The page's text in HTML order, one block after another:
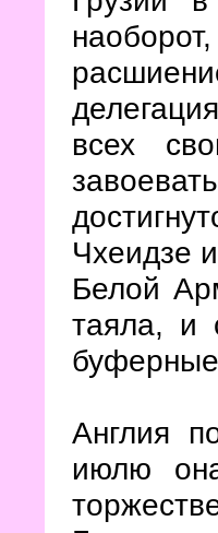
всех
Чхеидзе
Белой
таяла, и
буферные
Англия
июлю